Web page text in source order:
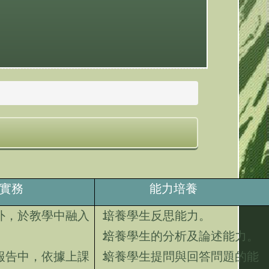
務 能力培養
，於教學中融入
告中，依據上課
培養學生反思能力。
培養學生的分析及論述能力。
培養學生提問與回答問題的能